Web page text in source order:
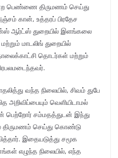
பெண்ணை திருமணம் செய்து
கான், உத்தரப் பிரதேச
ஆர்ட்ஸ் துறையில் இளங்கலை
மாடலிங் துறையில்
தொடர்கள் மற்றும்
வந்த நிலையில், சிவம் துபே
வெளியிடாமல்
பெற்றோர் சம்மதத்துடன் இந்து
திருமணம் செய்து கொண்டு
இதையடுத்து சமூக
எழுந்த நிலையில், எந்த